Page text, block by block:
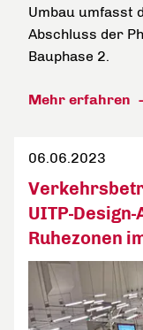
Umbau umfasst
Abschluss der
Bauphase 2.
Mehr erfahren
06.06.2023
UITP-
Ruhezonen